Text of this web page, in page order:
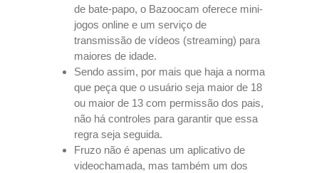
de bate-papo, o Bazoocam oferece mini-
jogos online e um serviço de
transmissão de vídeos (streaming) para
maiores de idade.
Sendo assim, por mais que haja a norma
que peça que o usuário seja maior de 18
ou maior de 13 com permissão dos pais,
não há controles para garantir que essa
regra seja seguida.
Fruzo não é apenas um aplicativo de
videochamada, mas também um dos